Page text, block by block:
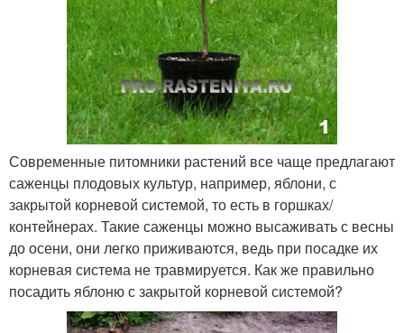
Современные питомники растений все чаще предлагают
саженцы плодовых культур, например, яблони, с
закрытой корневой системой, то есть в горшках/
контейнерах. Такие саженцы можно высаживать с весны
до осени, они легко приживаются, ведь при посадке их
корневая система не травмируется. Как же правильно
посадить яблоню с закрытой корневой системой?